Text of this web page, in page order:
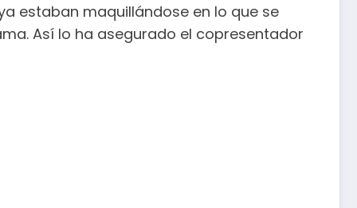
estaban maquillándose en lo que se
Así lo ha asegurado el copresentador